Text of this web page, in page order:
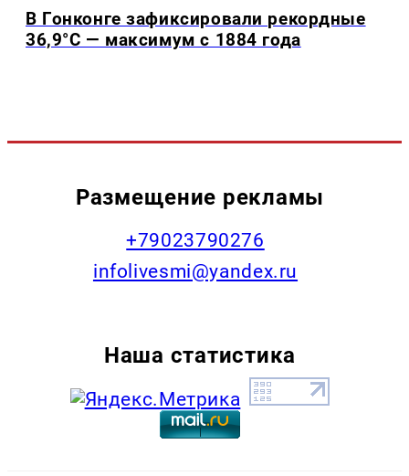
В Гонконге зафиксировали рекордные
36,9°C — максимум с 1884 года
Размещение рекламы
+79023790276
infolivesmi@yandex.ru
Наша статистика